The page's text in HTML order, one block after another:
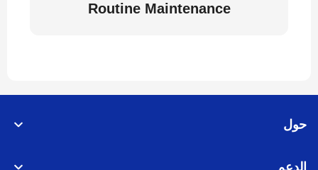
Routine Maintenance
حول
الدعم